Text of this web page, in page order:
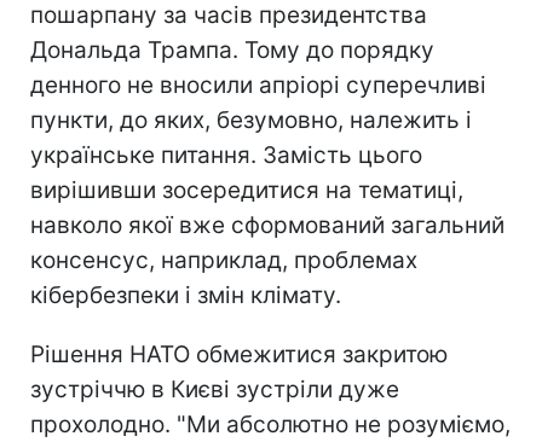
пошарпану за часів президентства
Дональда Трампа. Тому до порядку
денного не вносили апріорі суперечливі
пункти, до яких, безумовно, належить і
українське питання. Замість цього
вирішивши зосередитися на тематиці,
навколо якої вже сформований загальний
консенсус, наприклад, проблемах
кібербезпеки і змін клімату.
Рішення НАТО обмежитися закритою
зустріччю в Києві зустріли дуже
прохолодно. "Ми абсолютно не розуміємо,